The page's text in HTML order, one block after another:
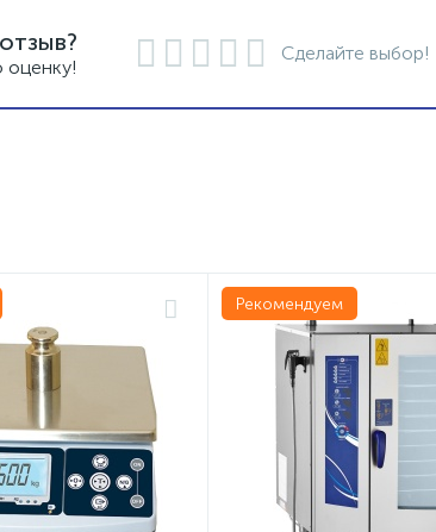
оценку!
Сделайте выбор!
Рекомендуем